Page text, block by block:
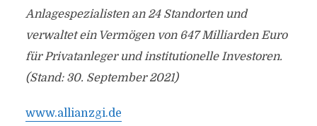
Anlagespezialisten an 24 Standorten und
verwaltet ein Vermögen von 647 Milliarden Euro
für Privatanleger und institutionelle Investoren.
(Stand: 30. September 2021)
www.allianzgi.de